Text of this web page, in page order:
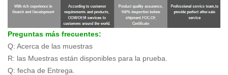
Preguntas más frecuentes:
Q: Acerca de las muestras
R: las Muestras están disponibles para la prueba.
Q: fecha de Entrega.